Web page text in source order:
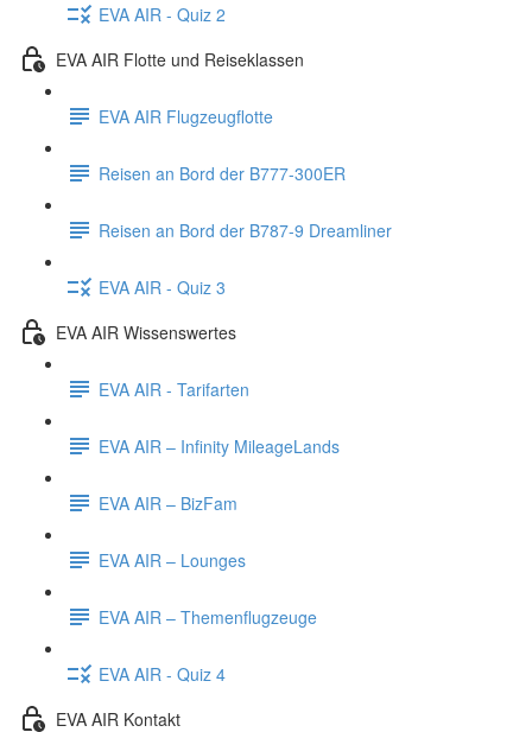
EVA AIR - Quiz 2
EVA AIR Flotte und Reiseklassen
EVA AIR Flugzeugflotte
Reisen an Bord der B777-300ER
Reisen an Bord der B787-9 Dreamliner
EVA AIR - Quiz 3
EVA AIR Wissenswertes
EVA AIR - Tarifarten
EVA AIR – Infinity MileageLands
EVA AIR – BizFam
EVA AIR – Lounges
EVA AIR – Themenflugzeuge
EVA AIR - Quiz 4
EVA AIR Kontakt